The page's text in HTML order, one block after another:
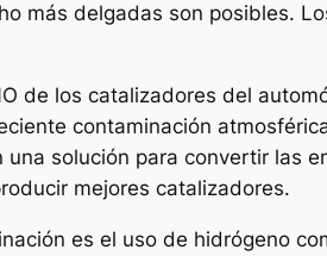
más delgadas son posibles.
de los catalizadores del
contaminación
solución para convertir las
mejores catalizadores.
es el uso de hidrógeno